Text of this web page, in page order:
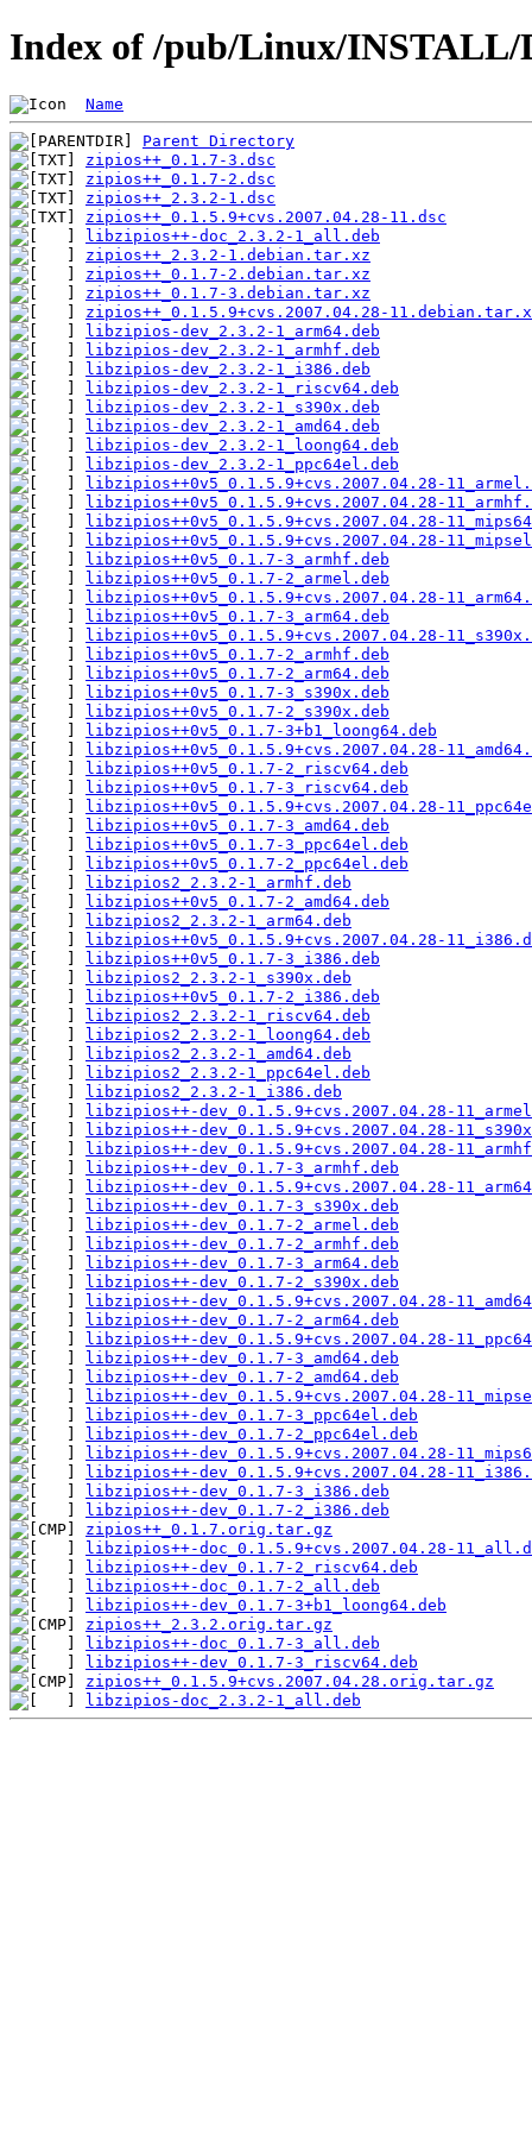
Index of /pub/Linux/INSTALL/
Name
Parent Directory
zipios++_0.1.7-3.dsc
zipios++_0.1.7-2.dsc
zipios++_2.3.2-1.dsc
zipios++_0.1.5.9+cvs.2007.04.28-11.dsc
libzipios++-doc_2.3.2-1_all.deb
zipios++_2.3.2-1.debian.tar.xz
zipios++_0.1.7-2.debian.tar.xz
zipios++_0.1.7-3.debian.tar.xz
zipios++_0.1.5.9+cvs.2007.04.28-
libzipios-dev_2.3.2-1_arm64.deb
libzipios-dev_2.3.2-1_armhf.deb
libzipios-dev_2.3.2-1_i386.deb
libzipios-dev_2.3.2-1_riscv64.deb
libzipios-dev_2.3.2-1_s390x.deb
libzipios-dev_2.3.2-1_amd64.deb
libzipios-dev_2.3.2-1_loong64.deb
libzipios-dev_2.3.2-1_ppc64el.deb
libzipios++0v5_0.1.5.9+cvs.2007.04.28-
libzipios++0v5_0.1.5.9+cvs.2007.04.28-
libzipios++0v5_0.1.5.9+cvs.2007.04.28-
libzipios++0v5_0.1.5.9+cvs.2007.04.28-
libzipios++0v5_0.1.7-3_armhf.deb
libzipios++0v5_0.1.7-2_armel.deb
libzipios++0v5_0.1.5.9+cvs.2007.04.28-
libzipios++0v5_0.1.7-3_arm64.deb
libzipios++0v5_0.1.5.9+cvs.2007.04.28-
libzipios++0v5_0.1.7-2_armhf.deb
libzipios++0v5_0.1.7-2_arm64.deb
libzipios++0v5_0.1.7-3_s390x.deb
libzipios++0v5_0.1.7-2_s390x.deb
libzipios++0v5_0.1.7-3+b1_loong64.deb
libzipios++0v5_0.1.5.9+cvs.2007.04.28-
libzipios++0v5_0.1.7-2_riscv64.deb
libzipios++0v5_0.1.7-3_riscv64.deb
libzipios++0v5_0.1.5.9+cvs.2007.04.28-
libzipios++0v5_0.1.7-3_amd64.deb
libzipios++0v5_0.1.7-3_ppc64el.deb
libzipios++0v5_0.1.7-2_ppc64el.deb
libzipios2_2.3.2-1_armhf.deb
libzipios++0v5_0.1.7-2_amd64.deb
libzipios2_2.3.2-1_arm64.deb
libzipios++0v5_0.1.5.9+cvs.2007.04.28-
libzipios++0v5_0.1.7-3_i386.deb
libzipios2_2.3.2-1_s390x.deb
libzipios++0v5_0.1.7-2_i386.deb
libzipios2_2.3.2-1_riscv64.deb
libzipios2_2.3.2-1_loong64.deb
libzipios2_2.3.2-1_amd64.deb
libzipios2_2.3.2-1_ppc64el.deb
libzipios2_2.3.2-1_i386.deb
libzipios++-dev_0.1.5.9+cvs.2007.04.28-
libzipios++-dev_0.1.5.9+cvs.2007.04.28-
libzipios++-dev_0.1.5.9+cvs.2007.04.28-
libzipios++-dev_0.1.7-3_armhf.deb
libzipios++-dev_0.1.5.9+cvs.2007.04.28-
libzipios++-dev_0.1.7-3_s390x.deb
libzipios++-dev_0.1.7-2_armel.deb
libzipios++-dev_0.1.7-2_armhf.deb
libzipios++-dev_0.1.7-3_arm64.deb
libzipios++-dev_0.1.7-2_s390x.deb
libzipios++-dev_0.1.5.9+cvs.2007.04.28-
libzipios++-dev_0.1.7-2_arm64.deb
libzipios++-dev_0.1.5.9+cvs.2007.04.28-
libzipios++-dev_0.1.7-3_amd64.deb
libzipios++-dev_0.1.7-2_amd64.deb
libzipios++-dev_0.1.5.9+cvs.2007.04.28-
libzipios++-dev_0.1.7-3_ppc64el.deb
libzipios++-dev_0.1.7-2_ppc64el.deb
libzipios++-dev_0.1.5.9+cvs.2007.04.28-
libzipios++-dev_0.1.5.9+cvs.2007.04.28-
libzipios++-dev_0.1.7-3_i386.deb
libzipios++-dev_0.1.7-2_i386.deb
zipios++_0.1.7.orig.tar.gz
libzipios++-doc_0.1.5.9+cvs.2007.04.28-
libzipios++-dev_0.1.7-2_riscv64.deb
libzipios++-doc_0.1.7-2_all.deb
libzipios++-dev_0.1.7-3+b1_loong64.deb
zipios++_2.3.2.orig.tar.gz
libzipios++-doc_0.1.7-3_all.deb
libzipios++-dev_0.1.7-3_riscv64.deb
zipios++_0.1.5.9+cvs.2007.04.28.orig.tar.gz
libzipios-doc_2.3.2-1_all.deb